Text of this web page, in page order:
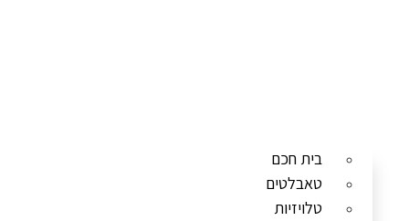
בית חכם
טאבלטים
טלויזיות